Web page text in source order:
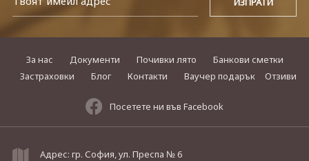
За нас Документи Почивки лято
Банкови сметки
Застраховки
Блог Контакти Ваучер подарък Отзиви
Посетете ни във Facebook
Адрес: гр. София, ул. Преспа № 6